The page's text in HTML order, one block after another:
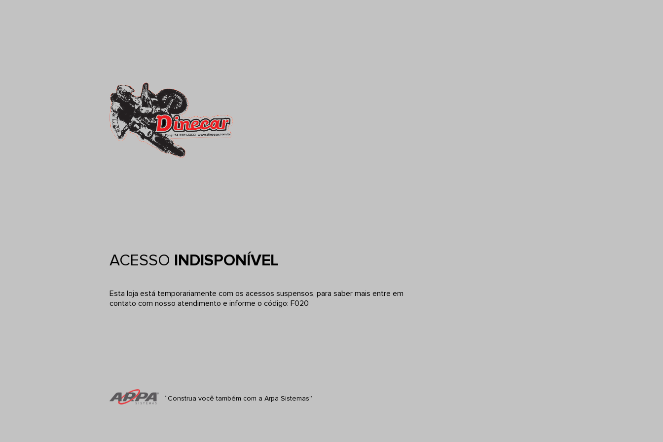
ACESSO INDISPONÍVEL
Esta loja está temporariamente com os acessos suspensos, para saber mais entre em
contato com nosso atendimento e informe o código: F020
“Construa você também com a Arpa Sistemas”